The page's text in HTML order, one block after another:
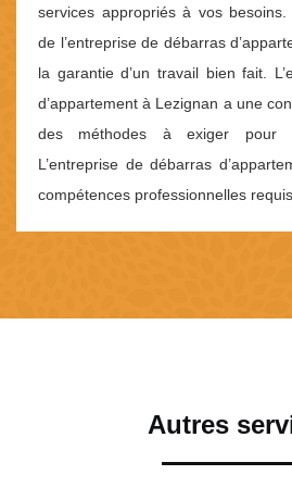
services appropriés à vos
de l’entreprise de débarras
la garantie d’un travail bien fait.
d’appartement à Lezignan a une
des méthodes à exiger pour
L’entreprise de débarras
compétences professionnelles
Autres